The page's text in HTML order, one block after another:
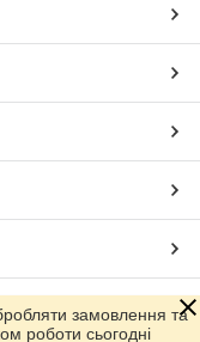
замовлення та
роботи сьогодні